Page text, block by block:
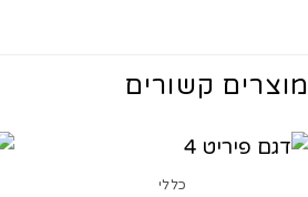
מוצרים קשורים
כללי